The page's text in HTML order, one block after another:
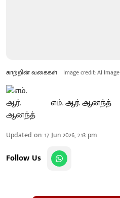
காற்றின் வகைகள் Image credit: AI Image
எம். ஆர். ஆனந்த்
Updated on:17 Jun 2026, 2:13 pm
Follow Us